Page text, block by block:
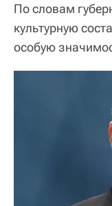
По словам
культурную
особую